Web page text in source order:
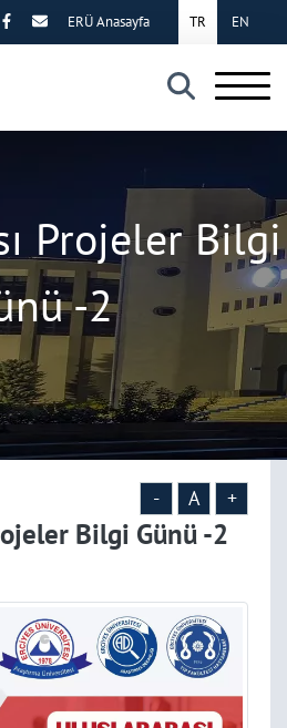
×
TR EN
ERÜ Anasayfa
Projeler Bilgi
-2
- A +
Bilgi Günü -2